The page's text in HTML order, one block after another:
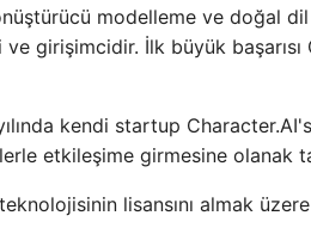
modelleme ve doğal dil
girişimcidir. İlk büyük
kendi startup
etkileşime girmesine olanak
lisansını almak